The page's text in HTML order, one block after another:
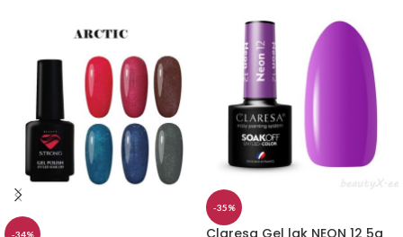
-34%
-35%
Claresa Gel lak NEON 12 5g